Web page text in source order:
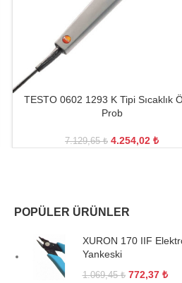
TESTO 0602 1293 K Tipi Sıcaklık
Prob
7.129,65₺ 4.254,02 ₺
POPÜLER ÜRÜNLER
XURON 170 IIF
Yankeski
1.069,45₺ 772,37 ₺